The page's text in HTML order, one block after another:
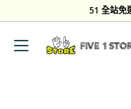
到
51 全站免
Five
1